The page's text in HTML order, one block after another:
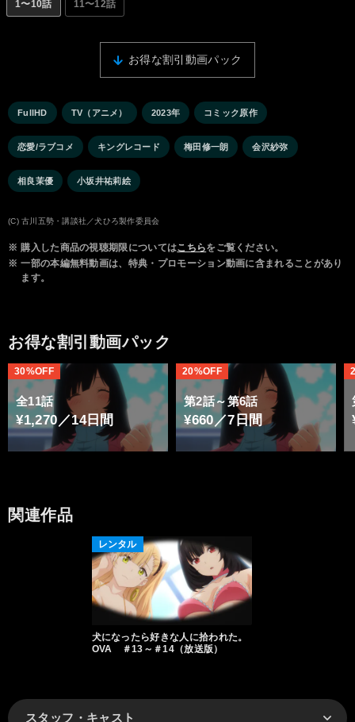
1〜10話 11〜12話
お得な割引動画パック
FullHD TV（アニメ） 2023年 コミック原作
恋愛/ラブコメ キングレコード 梅田修一朗 会沢紗弥
相良茉優 小坂井祐莉絵
(C) 古川五勢・講談社／犬ひろ製作委員会
※ 購入した商品の視聴期限についてはこちらをご覧ください。
※ 一部の本編無料動画は、特典・プロモーション動画に含まれることがあり
ます。
お得な割引動画パック
全11話
¥1,270／14日間
30%OFF
第2話～第6話
¥660／7日間
20%OFF
関連作品
レンタル
犬になったら好きな人に拾われた。
OVA ＃13～＃14（放送版）
スタッフ・キャスト